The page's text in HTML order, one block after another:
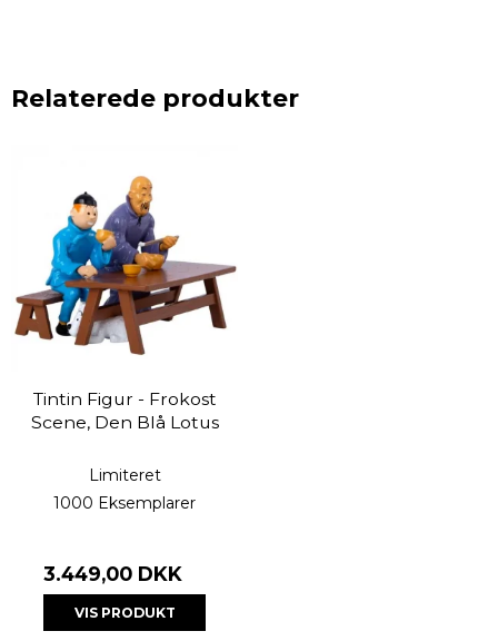
Relaterede produkter
Tintin Figur - Frokost
Scene, Den Blå Lotus
Limiteret
1000 Eksemplarer
3.449,00 DKK
VIS PRODUKT